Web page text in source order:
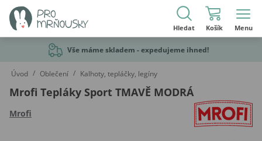
Hledat Košík Menu
Vše máme skladem - expedujeme ihned!
Úvod / Oblečení / Kalhoty, tepláčky, legíny
Mrofi Tepláky Sport TMAVĚ MODRÁ
Mrofi